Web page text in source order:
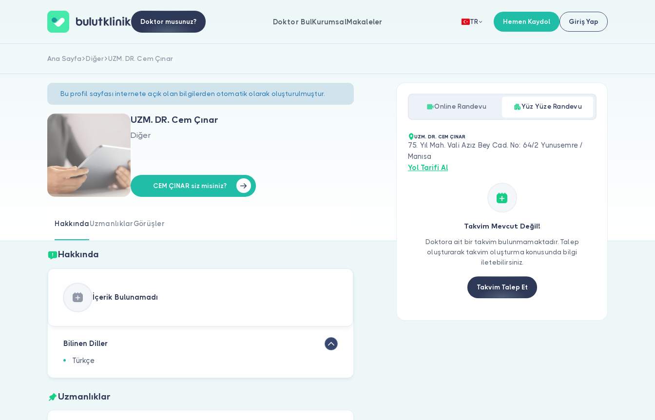
Doktor musunuz? Doktor BulKurumsalMakaleler TR Hemen Kaydol Giriş Yap
Ana Sayfa Diğer UZM. DR. Cem Çınar
Bu profil sayfası internete açık olan bilgilerden otomatik olarak oluşturulmuştur.
UZM. DR. Cem Çınar
Diğer
CEM ÇINAR siz misiniz?
HakkındaUzmanlıklarGörüşler
Hakkında
İçerik Bulunamadı
Bilinen Diller
Türkçe
Uzmanlıklar
Online Randevu Yüz Yüze Randevu
UZM. DR. CEM ÇINAR
75. Yıl Mah. Vali Azız Bey Cad. No: 64/2 Yunusemre /
Manısa
Yol Tarifi Al
Takvim Mevcut Değil!
Doktora ait bir takvim bulunmamaktadır. Talep
oluşturarak takvim oluşturma konusunda bilgi
iletebilirsiniz.
Takvim Talep Et